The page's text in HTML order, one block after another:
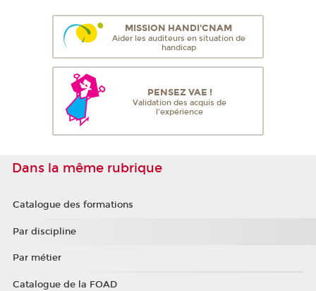
MISSION HANDI'CNAM
Aider les auditeurs en situation de
handicap
PENSEZ VAE !
Validation des acquis de
l'expérience
Dans la même rubrique
Catalogue des formations
Par discipline
Par métier
Catalogue de la FOAD